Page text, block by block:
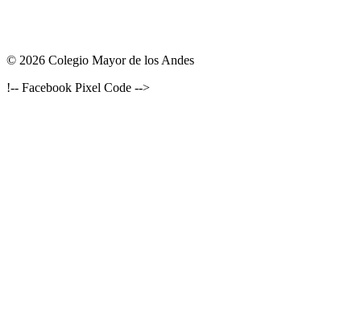
© 2026 Colegio Mayor de los Andes
!-- Facebook Pixel Code -->